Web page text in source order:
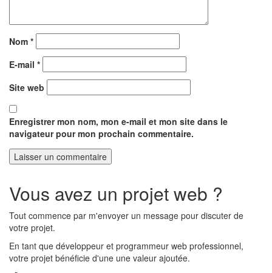
Nom *
E-mail *
Site web
Enregistrer mon nom, mon e-mail et mon site dans le
navigateur pour mon prochain commentaire.
Vous avez un projet web ?
Tout commence par m'envoyer un message pour discuter de
votre projet.
En tant que développeur et programmeur web professionnel,
votre projet bénéficie d'une une valeur ajoutée.